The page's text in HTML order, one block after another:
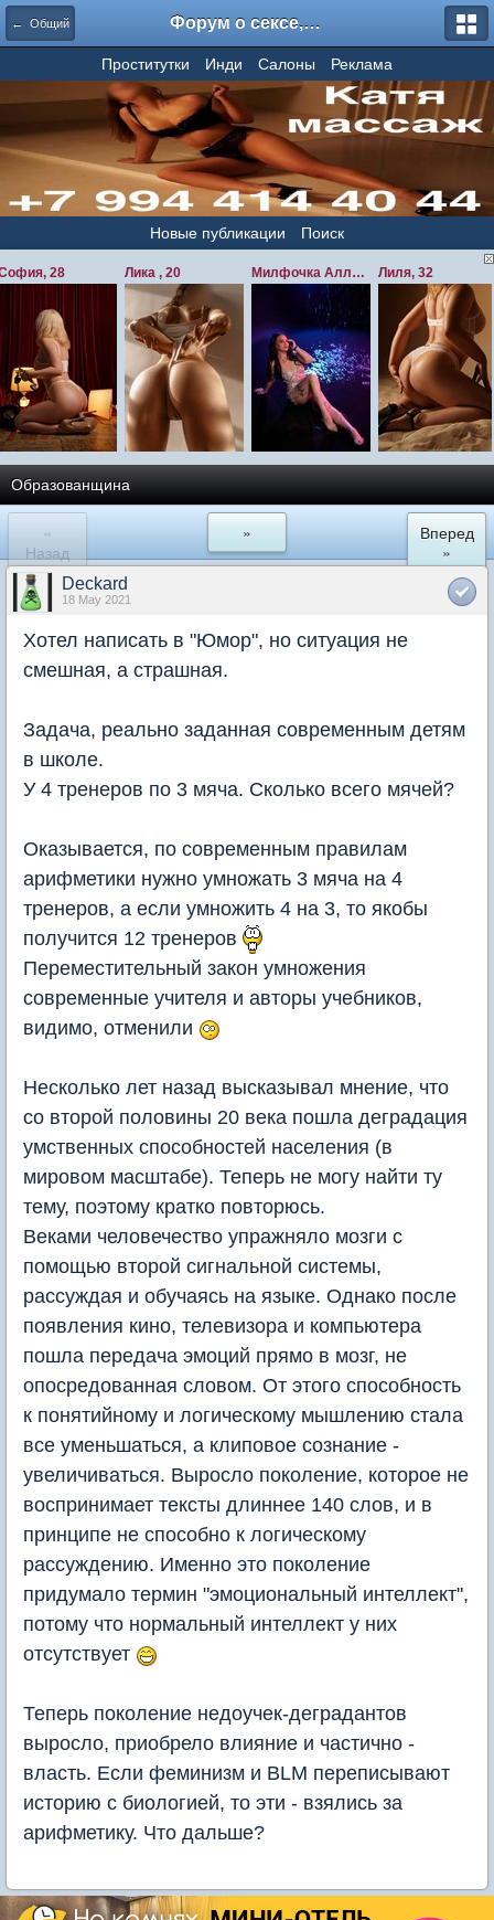
← Общий Форум о сексе, секс форум, отзывы о проститутках - amurzone.com / amurfan / amurspb / amurforum
Проститутки Инди Салоны Реклама
Новые публикации Поиск
Образованщина
«
Назад
»
Вперед
»
Deckard
18 May 2021
Хотел написать в "Юмор", но ситуация не
смешная, а страшная.
Задача, реально заданная современным детям
в школе.
У 4 тренеров по 3 мяча. Сколько всего мячей?
Оказывается, по современным правилам
арифметики нужно умножать 3 мяча на 4
тренеров, а если умножить 4 на 3, то якобы
получится 12 тренеров
Переместительный закон умножения
современные учителя и авторы учебников,
видимо, отменили
Несколько лет назад высказывал мнение, что
со второй половины 20 века пошла деградация
умственных способностей населения (в
мировом масштабе). Теперь не могу найти ту
тему, поэтому кратко повторюсь.
Веками человечество упражняло мозги с
помощью второй сигнальной системы,
рассуждая и обучаясь на языке. Однако после
появления кино, телевизора и компьютера
пошла передача эмоций прямо в мозг, не
опосредованная словом. От этого способность
к понятийному и логическому мышлению стала
все уменьшаться, а клиповое сознание -
увеличиваться. Выросло поколение, которое не
воспринимает тексты длиннее 140 слов, и в
принципе не способно к логическому
рассуждению. Именно это поколение
придумало термин "эмоциональный интеллект",
потому что нормальный интеллект у них
отсутствует
Теперь поколение недоучек-деградантов
выросло, приобрело влияние и частично -
власть. Если феминизм и BLM переписывают
историю с биологией, то эти - взялись за
арифметику. Что дальше?